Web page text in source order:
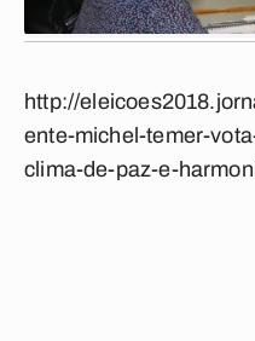
http://
ente-michel-temer-
clima-de-paz-e-